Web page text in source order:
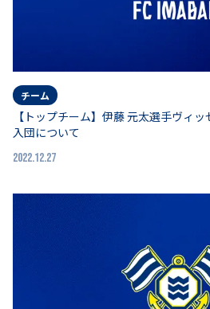
チーム
【トップチーム】伊藤 元太選手ヴィ
入団について
2022.12.27